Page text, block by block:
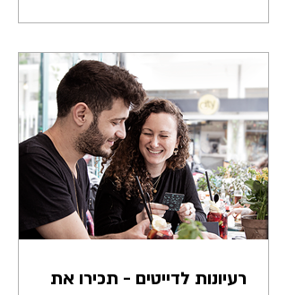
רעיונות לדייטים - תכירו את